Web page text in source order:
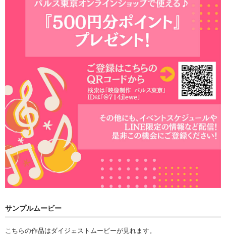
サンプルムービー
こちらの作品はダイジェストムービーが見れます。